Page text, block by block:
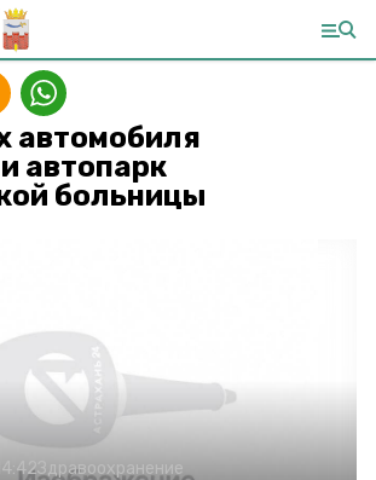
автомобиля
автопарк
больницы
Здравоохранение